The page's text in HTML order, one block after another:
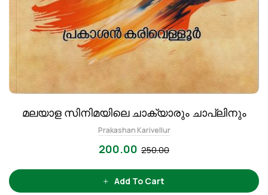
മലയാള സിനിമയിലെ ചാക്യാരും ചാപ്ലിനും
Prakashan Karivellur
250.00
200.00
Add To Cart